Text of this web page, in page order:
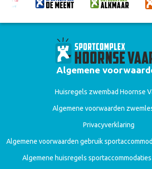
Algemene
Huisregels zwembad Hoornse
Algemene voorwaarden
Privacyverklaring
Algemene voorwaarden gebruik
Algemene huisregels